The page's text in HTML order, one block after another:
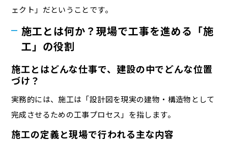
ェクト」だということです。
施工とは何か？現場で工事を進める「施
工」の役割
施工とはどんな仕事で、建設の中でどんな位置
づけ？
実務的には、施工は「設計図を現実の建物・構造物として
完成させるための工事プロセス」を指します。
施工の定義と現場で行われる主な内容